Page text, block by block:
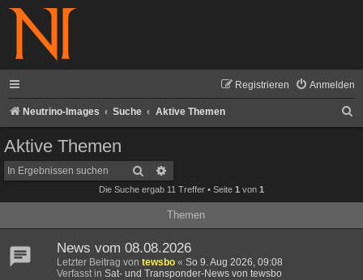
Anmelden
Registrieren
Neutrino-Images Suche Aktive Themen
Aktive Themen
Suche
Die Suche ergab 11 Treffer • Seite 1 von 1
Themen
News vom 08.08.2026
Letzter Beitrag von tewsbo « So 9. Aug 2026, 09:08
Verfasst in Sat- und Transponder-News von tewsbo